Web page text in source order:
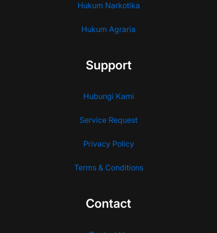
Hukum Narkotika
Hukum Agraria
Support
Hubungi Kami
Service Request
Privacy Policy
Terms & Conditions
Contact